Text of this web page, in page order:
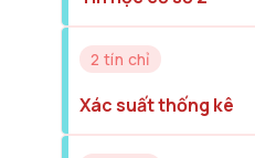
2 tín chỉ
Xác suất thống kê